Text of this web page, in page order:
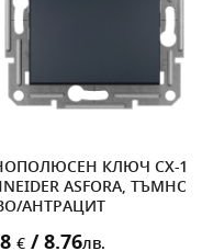
КЛЮЧ СХ-1
ASFORA, ТЪМНО
АНТРАЦИТ
€ / 8.76лв.